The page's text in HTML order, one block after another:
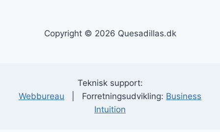
Copyright © 2026 Quesadillas.dk
Teknisk support:
Webbureau | Forretningsudvikling: Business
Intuition